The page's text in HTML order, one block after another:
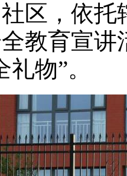
区，依托
教育宣
物”。